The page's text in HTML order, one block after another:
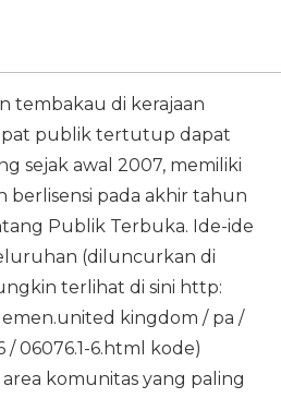
tembakau di kerajaan
publik tertutup dapat
sejak awal 2007, memiliki
berlisensi pada akhir tahun
Publik Terbuka. Ide-ide
(diluncurkan di
terlihat di sini http:
kingdom / pa /
/ 06076.1-6.html kode)
komunitas yang paling